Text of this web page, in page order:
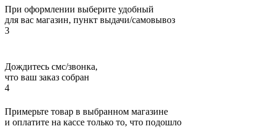
При оформлении выберите удобный
для вас магазин, пункт выдачи/самовывоз
3
Дождитесь смс/звонка,
что ваш заказ собран
4
Примерьте товар в выбранном магазине
и оплатите на кассе только то, что подошло